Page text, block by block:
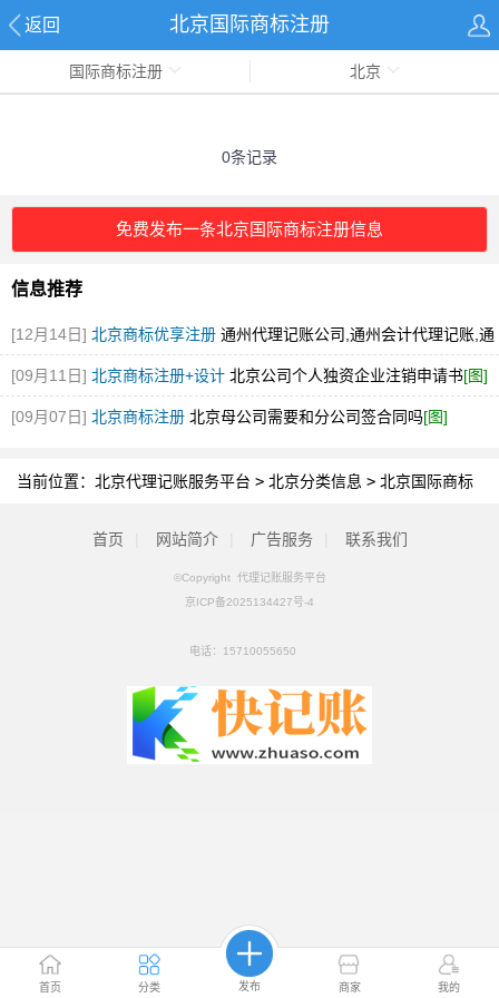
返回 北京国际商标注册
首页 分类 发布 商家 我的
国际商标注册 北京
0条记录
免费发布一条北京国际商标注册信息
信息推荐
[12月14日] 北京商标优享注册 通州代理记账公司,通州会计代理记账,通
州财税代理记账公司[图]
[09月11日] 北京商标注册+设计 北京公司个人独资企业注销申请书[图]
[09月07日] 北京商标注册 北京母公司需要和分公司签合同吗[图]
当前位置： 北京代理记账服务平台 > 北京分类信息 > 北京国际商标
首页 网站简介 广告服务 联系我们
©Copyright 代理记账服务平台
京ICP备2025134427号-4
电话： 15710055650